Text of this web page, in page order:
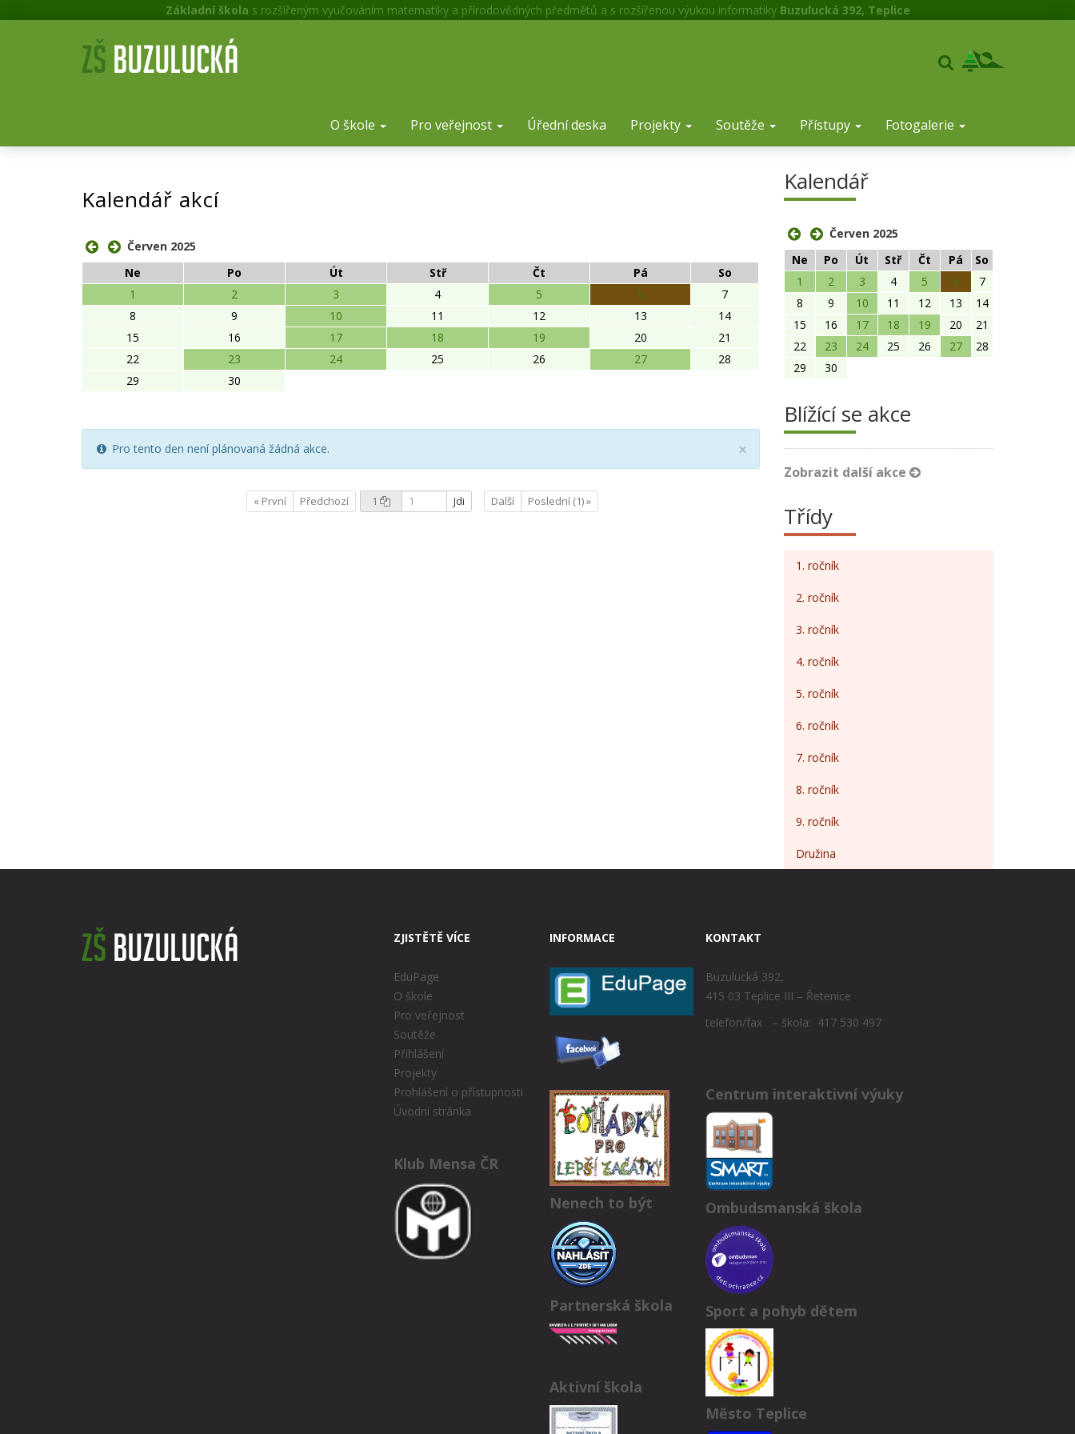
Základní škola s rozšířeným vyučováním matematiky a přírodovědných předmětů a s rozšířenou výukou informatiky Buzulucká 392, Teplice
O škole Pro veřejnost Úřední deska Projekty Soutěže Přístupy Fotogalerie
Kalendář akcí
Červen 2025
Ne
Po Út Stř Čt Pá
So
1
2 3 4 5 6
7
8
9 10 11 12 13
14
15
16 17 18 19 20
21
22
23 24 25 26 27
28
29
30
×Close
Pro tento den není plánovaná žádná akce.
« První Předchozí 1 Jdi Další Poslední (1) »
Kalendář
Červen 2025
Ne
Po Út Stř Čt Pá
So
1
2 3 4 5 6
7
8
9 10 11 12 13
14
15
16 17 18 19 20
21
22
23 24 25 26 27
28
29
30
Blížící se akce
Zobrazit další akce
Třídy
1. ročník
2. ročník
3. ročník
4. ročník
5. ročník
6. ročník
7. ročník
8. ročník
9. ročník
Družina
ZJISTĚTĚ VÍCE
EduPage
O škole
Pro veřejnost
Soutěže
Přihlášení
Projekty
Prohlášení o přístupnosti
Úvodní stránka
Klub Mensa ČR
INFORMACE
Nenech to být
Partnerská škola
Aktivní škola
KONTAKT
Buzulucká 392,
415 03 Teplice III – Řetenice
telefon/fax – škola: 417 530 497
Centrum interaktivní výuky
Ombudsmanská škola
Sport a pohyb dětem
Město Teplice